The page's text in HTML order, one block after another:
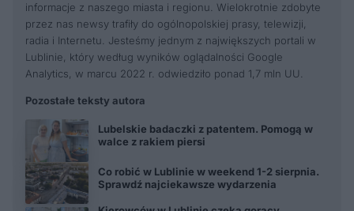
informacje z naszego miasta i regionu. Wielokrotnie zdobyte
przez nas newsy trafiły do ogólnopolskiej prasy, telewizji,
radia i Internetu. Jesteśmy jednym z największych portali w
Lublinie, który według wyników oglądalności Google
Analytics, w marcu 2022 r. odwiedziło ponad 1,7 mln UU.
Pozostałe teksty autora
Lubelskie badaczki z patentem. Pomogą w
walce z rakiem piersi
Co robić w Lublinie w weekend 1-2 sierpnia.
Sprawdź najciekawsze wydarzenia